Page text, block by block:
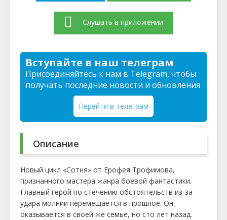
Слушать в приложении
Вступайте в наш телеграм
Присоединяйтесь к нам в Telegram, чтобы
получать последние новости и обновления
Перейти в телеграм
Описание
Новый цикл «Сотня» от Ерофея Трофимова,
признанного мастера жанра боевой фантастики.
Главный герой по стечению обстоятельств из-за
удара молнии перемещается в прошлое. Он
оказывается в своей же семье, но сто лет назад.